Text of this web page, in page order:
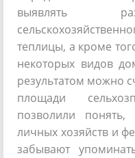
выявлять
теплицы, а кроме
некоторых видов
результатом можно
площади
позволили
личных хозяйств и
забывают